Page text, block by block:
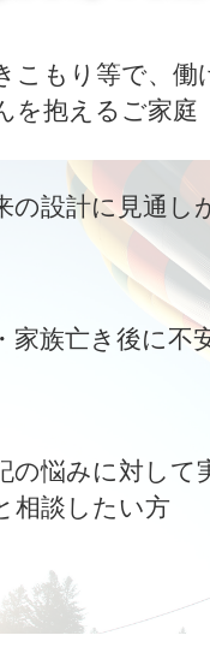
こもり等で、働
を抱えるご家庭
の設計に見通し
家族亡き後に不
の悩みに対して
相談したい方